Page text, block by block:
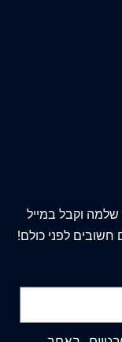
שלמה וקבל במייל
חשובים לפני כולם!